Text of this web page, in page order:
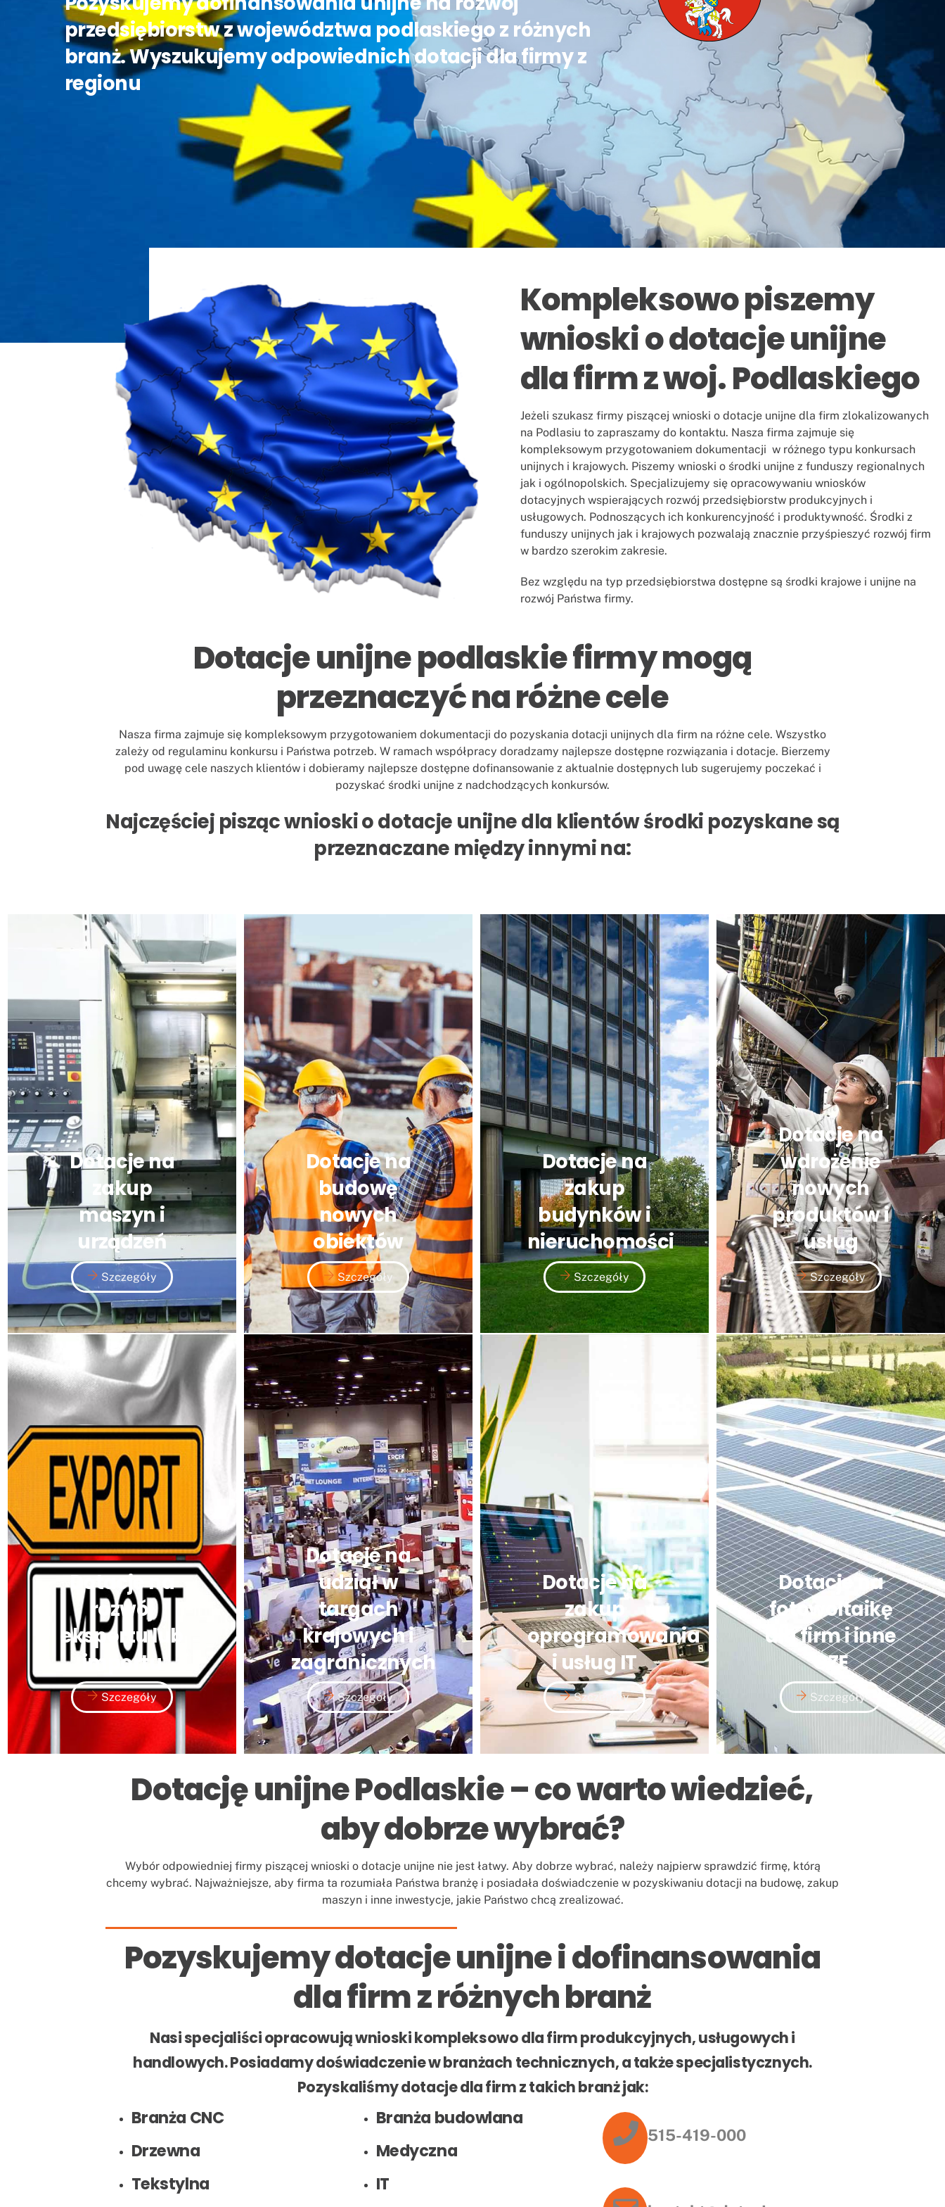
przedsiębiorstw z województwa podlaskiego z różnych
branż. Wyszukujemy odpowiednich dotacji dla firmy z
regionu
Kompleksowo piszemy
wnioski o dotacje unijne
dla firm z woj. Podlaskiego
Jeżeli szukasz firmy piszącej wnioski o dotacje unijne dla firm zlokalizowanych
na Podlasiu to zapraszamy do kontaktu. Nasza firma zajmuje się
kompleksowym przygotowaniem dokumentacji w różnego typu konkursach
unijnych i krajowych. Piszemy wnioski o środki unijne z funduszy regionalnych
jak i ogólnopolskich. Specjalizujemy się opracowywaniu wniosków
dotacyjnych wspierających rozwój przedsiębiorstw produkcyjnych i
usługowych. Podnoszących ich konkurencyjność i produktywność. Środki z
funduszy unijnych jak i krajowych pozwalają znacznie przyśpieszyć rozwój firm
w bardzo szerokim zakresie.
Bez względu na typ przedsiębiorstwa dostępne są środki krajowe i unijne na
rozwój Państwa firmy.
Dotacje unijne podlaskie firmy mogą
przeznaczyć na różne cele
Nasza firma zajmuje się kompleksowym przygotowaniem dokumentacji do pozyskania dotacji unijnych dla firm na różne cele. Wszystko
zależy od regulaminu konkursu i Państwa potrzeb. W ramach współpracy doradzamy najlepsze dostępne rozwiązania i dotacje. Bierzemy
pod uwagę cele naszych klientów i dobieramy najlepsze dostępne dofinansowanie z aktualnie dostępnych lub sugerujemy poczekać i
pozyskać środki unijne z nadchodzących konkursów.
Najczęściej pisząc wnioski o dotacje unijne dla klientów środki pozyskane są
przeznaczane między innymi na:
Dotacje na
zakup
maszyn i
urządzeń
Szczegóły
Dotacje na
budowę
nowych
obiektów
Szczegóły
Dotacje na
zakup
budynków i
nieruchomości
Szczegóły
Dotacje na
wdrożenie
nowych
produktów i
usług
Szczegóły
Dotacje na
rozwój
eksportu lub
importu
Szczegóły
Dotacje na
udział w
targach
krajowych i
zagranicznych
Szczegóły
Dotacje na
zakup
oprogramowania
i usług IT
Szczegóły
Dotacje na
fotowoltaikę
dla firm i inne
OZE
Szczegóły
Dotację unijne Podlaskie – co warto wiedzieć,
aby dobrze wybrać?
Wybór odpowiedniej firmy piszącej wnioski o dotacje unijne nie jest łatwy. Aby dobrze wybrać, należy najpierw sprawdzić firmę, którą
chcemy wybrać. Najważniejsze, aby firma ta rozumiała Państwa branżę i posiadała doświadczenie w pozyskiwaniu dotacji na budowę, zakup
maszyn i inne inwestycje, jakie Państwo chcą zrealizować.
Pozyskujemy dotacje unijne i dofinansowania
dla firm z różnych branż
Nasi specjaliści opracowują wnioski kompleksowo dla firm produkcyjnych, usługowych i
handlowych. Posiadamy doświadczenie w branżach technicznych, a także specjalistycznych.
Pozyskaliśmy dotacje dla firm z takich branż jak:
Branża CNC
Drzewna
Tekstylna
Branża budowlana
Medyczna
IT
515-419-000